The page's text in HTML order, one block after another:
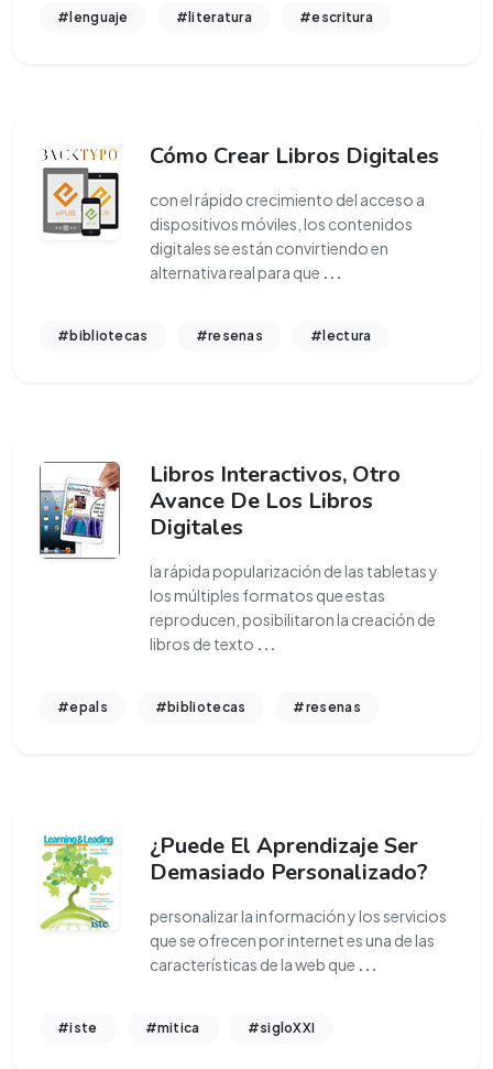
#lenguaje #literatura #escritura
Cómo Crear Libros Digitales
con el rápido crecimiento del acceso a
dispositivos móviles, los contenidos
digitales se están convirtiendo en
alternativa real para que ...
#bibliotecas #resenas #lectura
Libros Interactivos, Otro
Avance De Los Libros
Digitales
la rápida popularización de las tabletas y
los múltiples formatos que estas
reproducen, posibilitaron la creación de
libros de texto ...
#epals #bibliotecas #resenas
¿Puede El Aprendizaje Ser
Demasiado Personalizado?
personalizar la información y los servicios
que se ofrecen por internet es una de las
características de la web que ...
#iste #mitica #sigloXXI